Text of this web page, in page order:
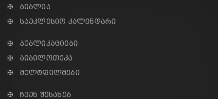
✠ ბიბლია
✠ საეკლესიო კალენდარი
✠ პუბლიკაციები
✠ ბიბილოთეკა
✠ მულტფილმები
✠ ჩვენ შესახებ